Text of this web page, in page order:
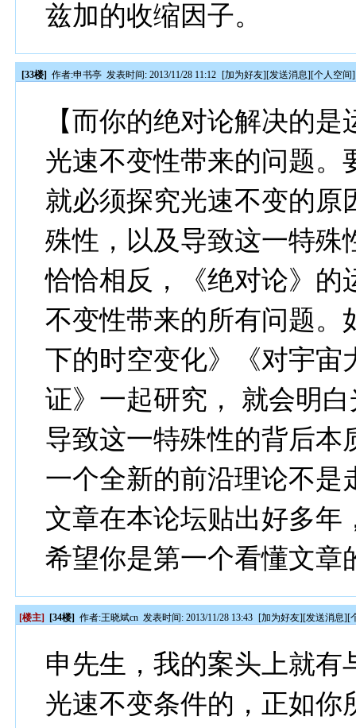
兹加的收缩因子。
[33楼] 作者:申书亭 发表时间: 2013/11/28 11:12 [加为好友][发送消息][个人空间]
【而你的绝对论解决的
光速不变性带来的问题。
就必须探究光速不变的原
殊性，以及导致这一特殊
恰恰相反，《绝对论》的
不变性带来的所有问题。
下的时空变化》《对宇宙
证》一起研究， 就会明
导致这一特殊性的背后本
一个全新的前沿理论不是
文章在本论坛贴出好多年
希望你是第一个看懂文章
[楼主] [34楼] 作者:王晓斌cn 发表时间: 2013/11/28 13:43 [加为好友][发送消息][
申先生，我的案头上就有
光速不变条件的，正如你